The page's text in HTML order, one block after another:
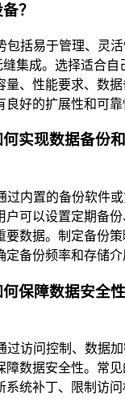
？
包括易于管理、灵
缝集成。选择适合自
量、性能要求、数
好的扩展性和可靠
实现数据备份
过内置的备份软件
户可以设置定期备
要数据。制定备份
备份频率和存储介
保障数据安全
过访问控制、数据
障数据安全性。常
系统补丁、限制访